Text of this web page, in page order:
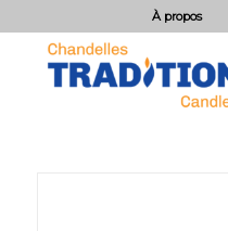
À propos